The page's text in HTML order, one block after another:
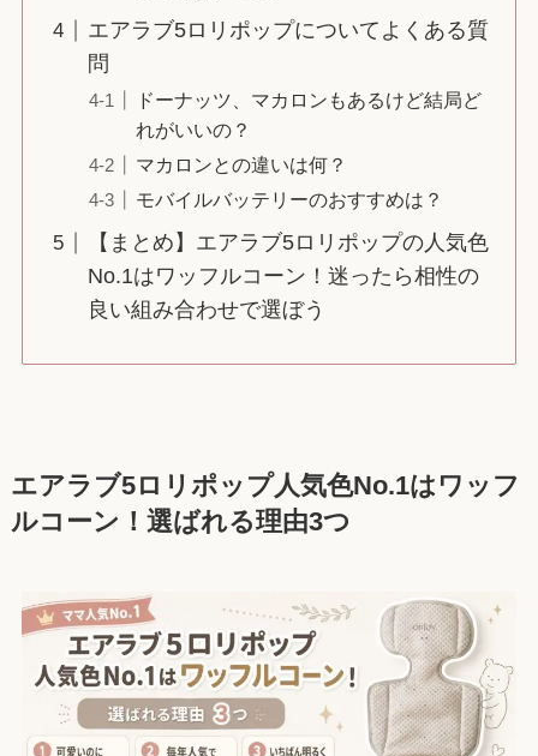
エアラブ5ロリポップについてよくある質
問
ドーナッツ、マカロンもあるけど結局ど
れがいいの？
マカロンとの違いは何？
モバイルバッテリーのおすすめは？
【まとめ】エアラブ5ロリポップの人気色
No.1はワッフルコーン！迷ったら相性の
良い組み合わせで選ぼう
エアラブ5ロリポップ人気色No.1はワッフ
ルコーン！選ばれる理由3つ